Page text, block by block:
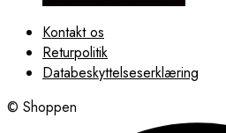
Kontakt os
Returpolitik
Databeskyttelseserklæring
© Shoppen